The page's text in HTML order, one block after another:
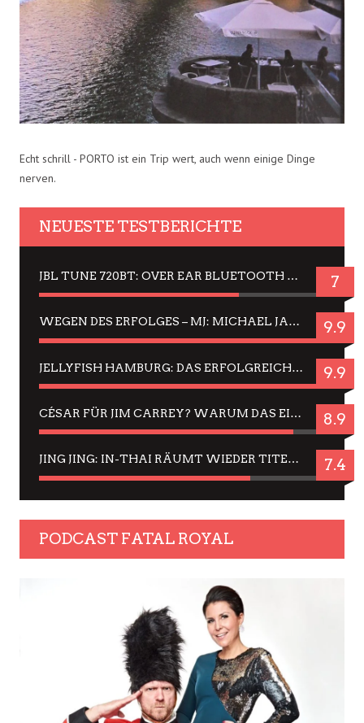
Echt schrill - PORTO ist ein Trip wert, auch wenn einige Dinge
nerven.
NEUESTE TESTBERICHTE
JBL TUNE 720BT: OVER EAR BLUETOOTH KOPFHÖRER UM DIE 50,-€ IM DAUER-TEST 7
WEGEN DES ERFOLGES – MJ: MICHAEL JACKSON MUSICAL IN EINER MATINEE SEHEN 9.9
JELLYFISH HAMBURG: DAS ERFOLGREICHE SOMMER-MENÜ 2025 IN GEFÜHLEN UND BILDERN 9.9
CÉSAR FÜR JIM CARREY? WARUM DAS EINER DER NERVIGSTEN ACTORS IST UND BLEIBT 8.9
JING JING: IN-THAI RÄUMT WIEDER TITEL AB – EIN ZWEI-STUNDEN-ERLEBNISBERICHT 7.4
PODCAST FATAL ROYAL